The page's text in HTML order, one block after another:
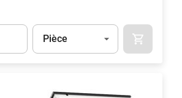
Unité
Pièce